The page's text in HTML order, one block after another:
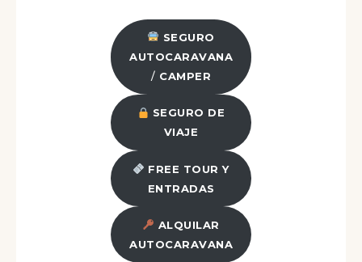
SEGURO
AUTOCARAVANA
/ CAMPER
SEGURO DE
VIAJE
FREE TOUR Y
ENTRADAS
ALQUILAR
AUTOCARAVANA